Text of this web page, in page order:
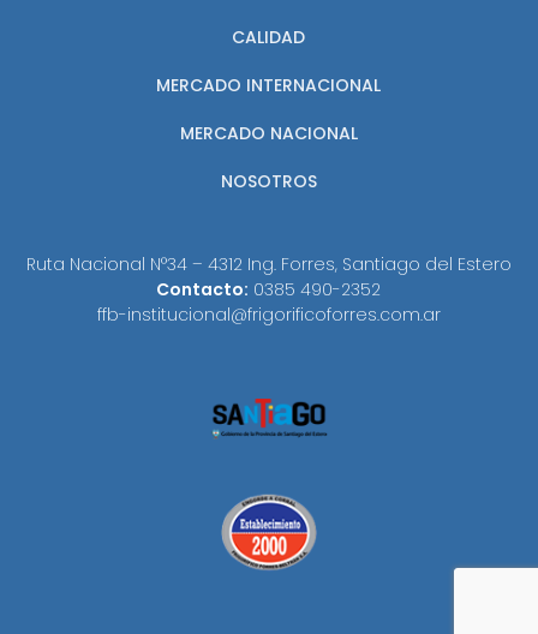
CALIDAD
MERCADO INTERNACIONAL
MERCADO NACIONAL
NOSOTROS
Ruta Nacional N°34 – 4312 Ing. Forres, Santiago del Estero
Contacto: 0385 490-2352
ffb-institucional@frigorificoforres.com.ar